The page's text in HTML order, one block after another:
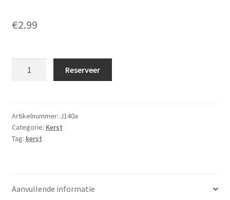
€2.99
aantal
Reserveer
Artikelnummer: J140a
Categorie: Kerst
Tag: kerst
Aanvullende informatie